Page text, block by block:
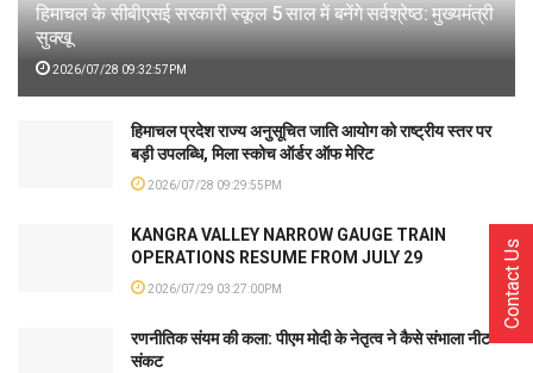
हिमाचल के सीबीएसई सरकारी स्कूल 5 साल में बनेंगे सर्वश्रेष्ठ: मुख्यमंत्री
सुक्खू
2026/07/28 09:32:57PM
हिमाचल प्रदेश राज्य अनुसूचित जाति आयोग को राष्ट्रीय स्तर पर
बड़ी उपलब्धि, मिला स्कोच ऑर्डर ऑफ मेरिट
2026/07/28 09:29:55PM
KANGRA VALLEY NARROW GAUGE TRAIN
OPERATIONS RESUME FROM JULY 29
2026/07/29 03:27:00PM
रणनीतिक संयम की कला: पीएम मोदी के नेतृत्व ने कैसे संभाला नीट
संकट
Contact Us